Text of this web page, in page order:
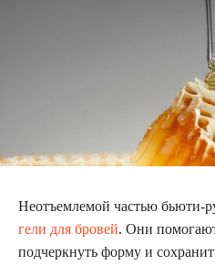
Неотъемлемой частью бьюти-
гели для бровей. Они
подчеркнуть форму и